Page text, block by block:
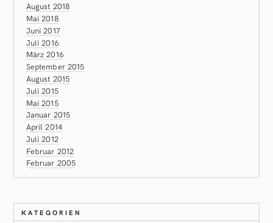
August 2018
Mai 2018
Juni 2017
Juli 2016
März 2016
September 2015
August 2015
Juli 2015
Mai 2015
Januar 2015
April 2014
Juli 2012
Februar 2012
Februar 2005
KATEGORIEN